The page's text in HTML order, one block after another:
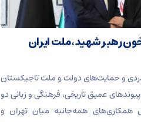
رهبر شهید، ملت ایران
و حمایت‌های دولت و ملت تاجیکستان
پیوندهای عمیق تاریخی، فرهنگی و زبانی دو
همکاری‌های همه‌جانبه میان تهران و